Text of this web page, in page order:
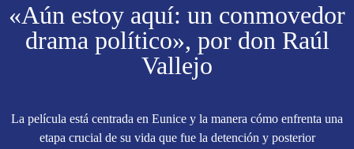
«Aún estoy aquí: un conmovedor
drama político», por don Raúl
Vallejo
La película está centrada en Eunice y la manera cómo enfrenta una
etapa crucial de su vida que fue la detención y posterior